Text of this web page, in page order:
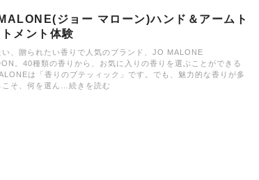
ジョー マローン)ハンド＆アームト
トメント体験
い、贈られたい香りで人気のブランド、JO MALONE
。40種類の香りから、お気に入りの香りを選ぶことができる
は「香りのブテッィック」です。でも、魅力的な香りが多
こそ、何を選ん…続きを読む